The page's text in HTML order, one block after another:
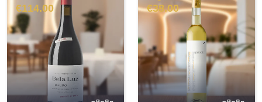
€114.00
€38.00